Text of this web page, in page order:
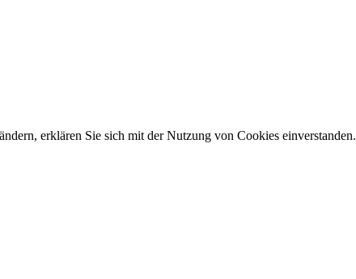
erklären Sie sich mit der Nutzung von Cookies einverstanden.